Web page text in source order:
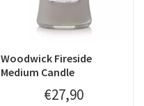
Woodwick Fireside
Medium Candle
€27,90